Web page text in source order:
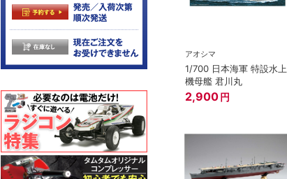
アオシマ
1/700 日本海軍 特設水上
機母艦 君川丸
2,900 円